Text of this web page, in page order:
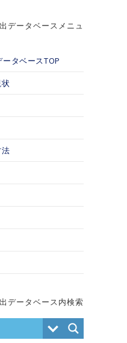
データベースメニュ
タベースTOP
データベース内検索